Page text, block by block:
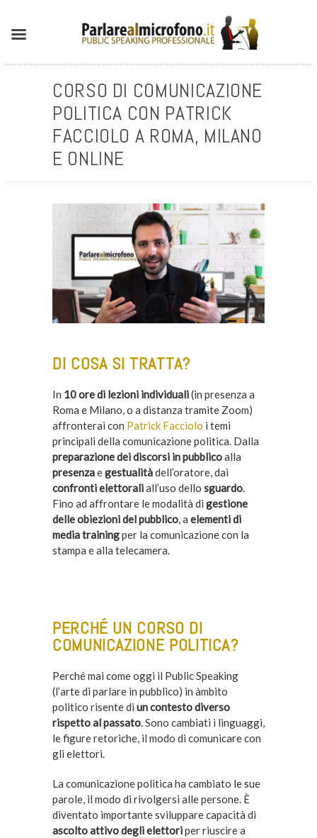
CORSO DI COMUNICAZIONE
POLITICA CON PATRICK
FACCIOLO A ROMA, MILANO
E ONLINE
DI COSA SI TRATTA?
In 10 ore di lezioni individuali(in presenza a
Roma e Milano, o a distanza tramite Zoom)
affronterai con Patrick Facciolo i temi
principali della comunicazione politica. Dalla
preparazione dei discorsi in pubblicoalla
presenzaegestualitàdell’oratore, dai
confronti elettoraliall’uso dello sguardo.
Fino ad affrontare le modalità di gestione
delle obiezioni del pubblico, a elementi di
media trainingper la comunicazione con la
stampa e alla telecamera.
PERCHÉ UN CORSO DI
COMUNICAZIONE POLITICA?
Perché mai come oggi il Public Speaking
(l’arte di parlare in pubblico) in àmbito
politico risente di un contesto diverso
rispetto al passato. Sono cambiati i linguaggi,
le figure retoriche, il modo di comunicare con
gli elettori.
La comunicazione politica ha cambiato le sue
parole, il modo di rivolgersi alle persone. È
diventato importante sviluppare capacità di
ascolto attivo degli elettoriper riuscire a